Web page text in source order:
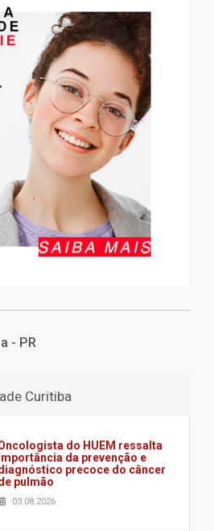
- PR
Curitiba
do HUEM ressalta
da prevenção e
precoce do câncer
pulmão
03.08.2026